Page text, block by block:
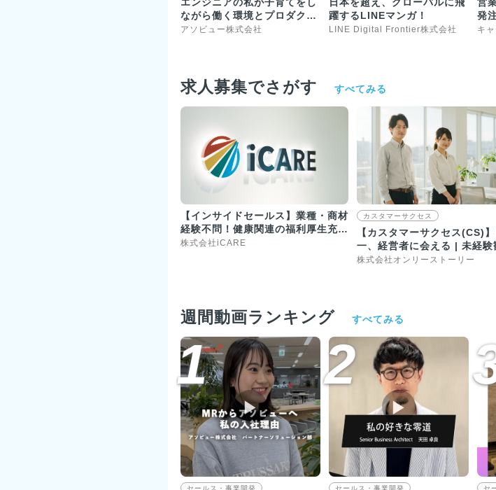
ながら働く環境とプロダクト
に魅力を感じて入社を決意！
アソビュー株式会社
躍するLINEマンガ！
LINE Digital Frontier株式会社
発
プ
キ
求人募集でさがす すべてみる
【インサイドセールス】業種・商材
経験不問！健康関連の福利厚生充
実！
株式会社iCARE
カスタマーサクセス
【カスタマーサクセス(CS)
一、経営者に会える | 未経験
株式会社オンリーストーリー
週間動画ランキング すべてみる
1
▶︎
セールス・事業開発
2
▶︎
セールス・事業開発 セ